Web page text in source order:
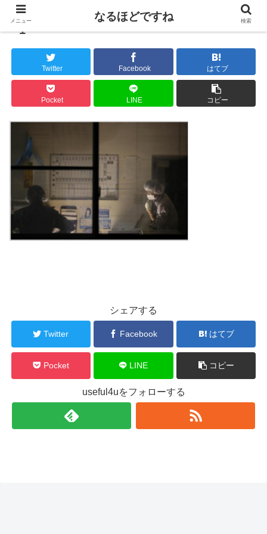
1
Twitter Facebook はてブ
Pocket LINE コピー
シェアする
Twitter Facebook はてブ
Pocket LINE コピー
useful4uをフォローする
メニュー なるほどですね 検索